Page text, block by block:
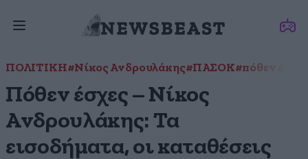
ΠΟΛΙΤΙΚΗ#Νίκος Ανδρουλάκης#ΠΑΣΟΚ#πόθεν έσχες
Πόθεν έσχες – Νίκος
Ανδρουλάκης: Τα
εισοδήματα, οι καταθέσεις